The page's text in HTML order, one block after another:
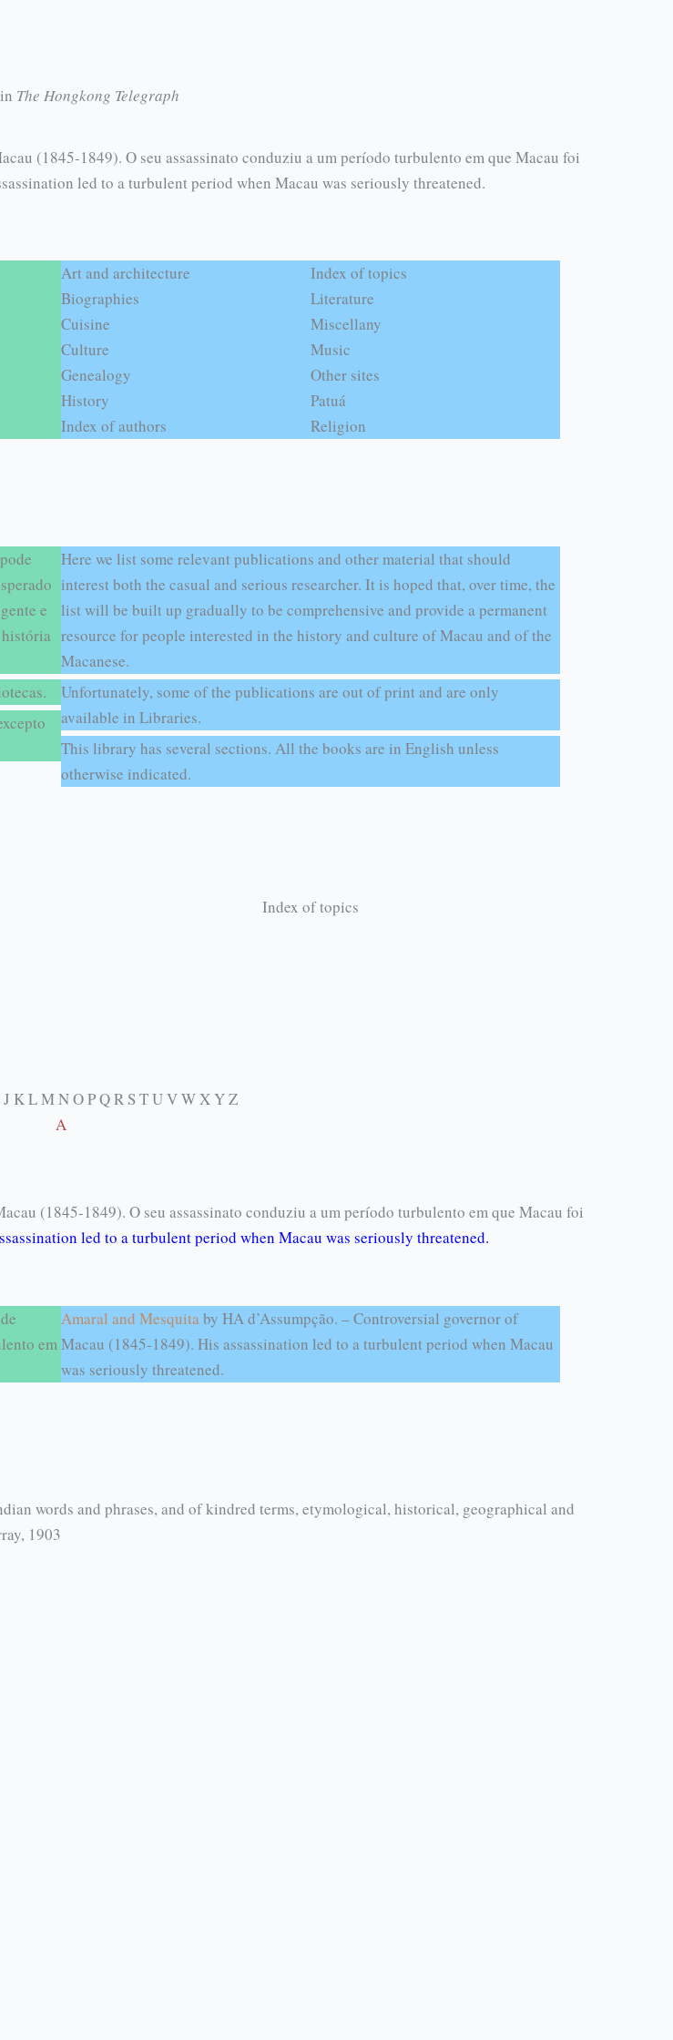
The Hongkong Telegraph
(1845-1849). O seu assassinato conduziu a um período turbulento em que Macau foi
led to a turbulent period when Macau was seriously threatened.
Art and architecture
Biographies
Cuisine
Culture
Genealogy
History
Index of authors
Index of topics
Literature
Miscellany
Music
Other sites
Patuá
Religion
e
história
Here we list some relevant publications and other material that should
interest both the casual and serious researcher. It is hoped that, over time, the
list will be built up gradually to be comprehensive and provide a permanent
resource for people interested in the history and culture of Macau and of the
Macanese.
Unfortunately, some of the publications are out of print and are only
available in Libraries.
This library has several sections. All the books are in English unless
otherwise indicated.
Index of topics
K L M N O P Q R S T U V W X Y Z
A
(1845-1849). O seu assassinato conduziu a um período turbulento em que Macau foi
led to a turbulent period when Macau was seriously threatened.
em
Amaral and Mesquita by HA d’Assumpção. – Controversial governor of
Macau (1845-1849). His assassination led to a turbulent period when Macau
was seriously threatened.
words and phrases, and of kindred terms, etymological, historical, geographical and
1903